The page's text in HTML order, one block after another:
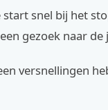
snel bij het
gezoek naar
versnellingen